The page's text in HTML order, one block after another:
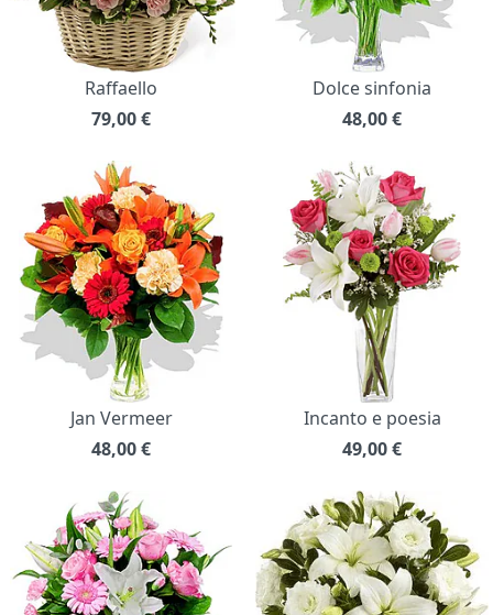
Raffaello
79,00€
Dolce sinfonia
48,00€
Jan Vermeer
48,00€
Incanto e poesia
49,00€